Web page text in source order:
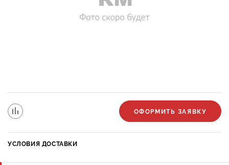
ОФОРМИТЬ ЗАЯВКУ
УСЛОВИЯ ДОСТАВКИ